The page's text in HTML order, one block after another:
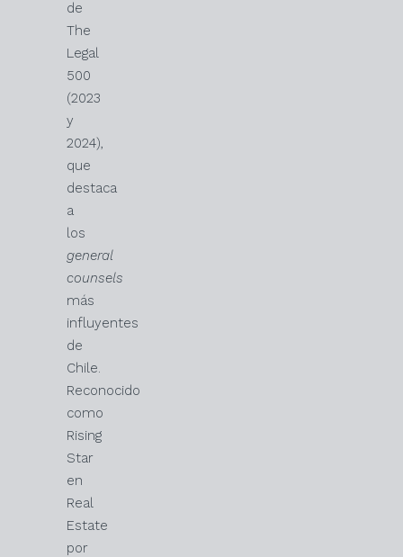
de
The
Legal
500
(2023
y
2024),
que
destaca
a
los
general
counsels
más
influyentes
de
Chile.
Reconocido
como
Rising
Star
en
Real
Estate
por